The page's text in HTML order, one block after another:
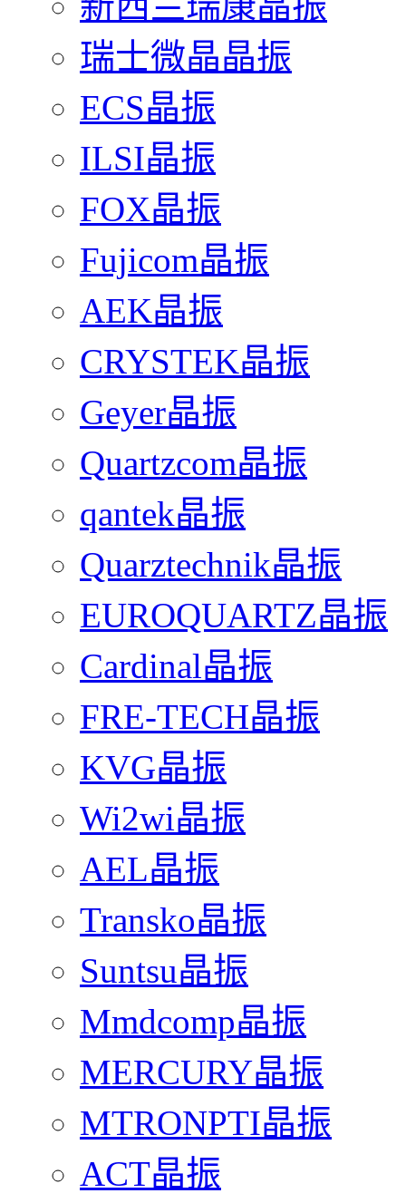
瑞士微晶晶振
ECS晶振
ILSI晶振
FOX晶振
Fujicom晶振
AEK晶振
CRYSTEK晶振
Geyer晶振
Quartzcom晶振
qantek晶振
Quarztechnik晶振
EUROQUARTZ晶振
Cardinal晶振
FRE-TECH晶振
KVG晶振
Wi2wi晶振
AEL晶振
Transko晶振
Suntsu晶振
Mmdcomp晶振
MERCURY晶振
MTRONPTI晶振
ACT晶振